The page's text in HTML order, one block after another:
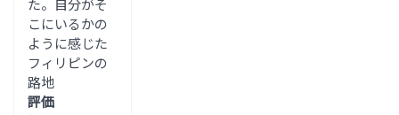
た。自分がそ
こにいるかの
ように感じた
フィリピンの
路地
評価